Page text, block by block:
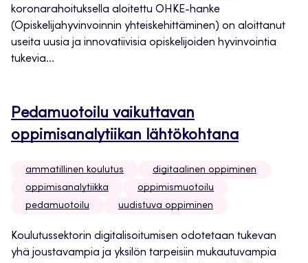
koronarahoituksella aloitettu OHKE-hanke
(Opiskelijahyvinvoinnin yhteiskehittäminen) on aloittanut
useita uusia ja innovatiivisia opiskelijoiden hyvinvointia
tukevia...
Pedamuotoilu vaikuttavan
oppimisanalytiikan lähtökohtana
ammatillinen koulutus
digitaalinen oppiminen
oppimisanalytiikka
oppimismuotoilu
pedamuotoilu
uudistuva oppiminen
Koulutussektorin digitalisoitumisen odotetaan tukevan
yhä joustavampia ja yksilön tarpeisiin mukautuvampia